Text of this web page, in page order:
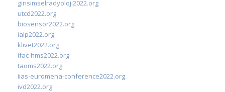
girisimselradyoloji2022.org
utcd2022.org
biosensor2022.org
ialp2022.org
klivet2022.org
ifac-hms2022.org
taoms2022.org
iias-euromena-conference2022.org
ivd2022.org